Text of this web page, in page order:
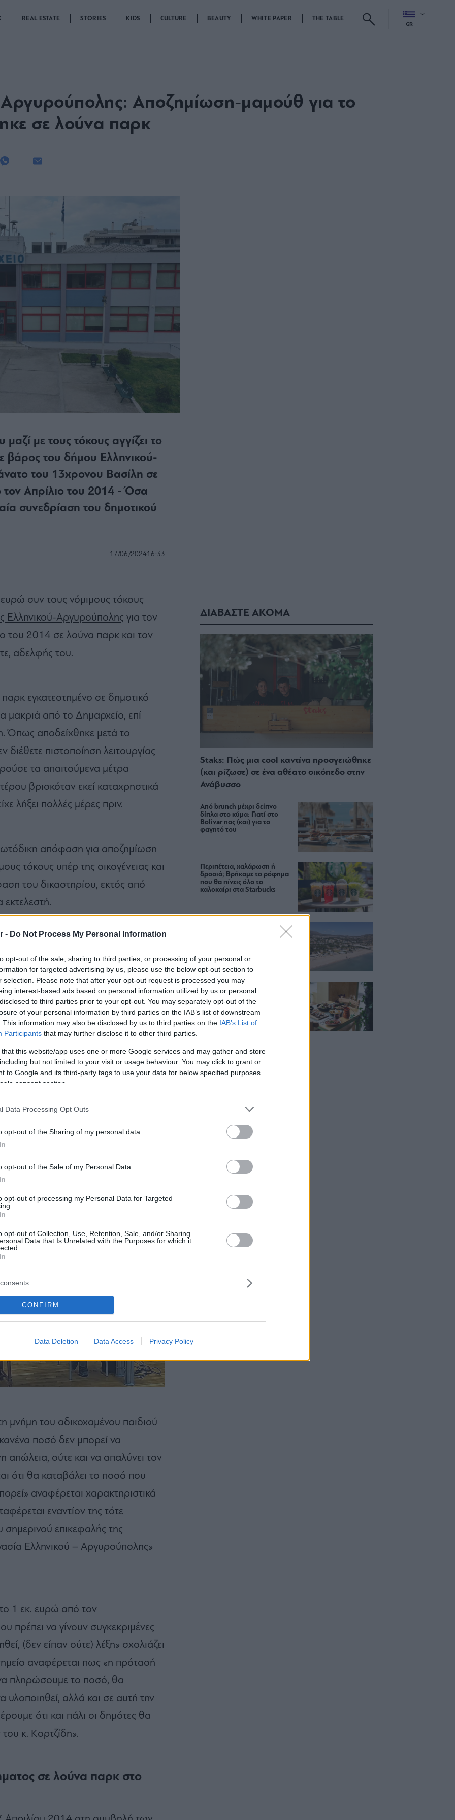
- Do Not Process My Personal Information
opt-out of the sale, sharing to third parties, or processing of your personal or
for targeted advertising by us, please use the below opt-out section to
selection. Please note that after your opt-out request is processed you may
interest-based ads based on personal information utilized by us or personal
to third parties prior to your opt-out. You may separately opt-out of the
of your personal information by third parties on the IAB’s list of downstream
This information may also be disclosed by us to third parties on the IAB’s List of
Participants that may further disclose it to other third parties.
that this website/app uses one or more Google services and may gather and store
but not limited to your visit or usage behaviour. You may click to grant or
to Google and its third-party tags to use your data for below specified purposes
consent section.
Data Processing Opt Outs
opt-out of the Sharing of my personal data.
opt-out of the Sale of my Personal Data.
opt-out of processing my Personal Data for Targeted
opt-out of Collection, Use, Retention, Sale, and/or Sharing
Data that Is Unrelated with the Purposes for which it
CONFIRM
Data Deletion Data Access Privacy Policy
REAL ESTATE STORIES KIDS CULTURE BEAUTY WHITE PAPER THE TABLE
GR
Αποζημίωση-μαμούθ για το
σε λούνα παρκ
με τους τόκους αγγίζει το
βάρος του δήμου Ελληνικού-
του 13χρονου Βασίλη σε
Απρίλιο του 2014 - Όσα
συνεδρίαση του δημοτικού
17/06/202416:33
συν τους νόμιμους τόκους
Ελληνικού-Αργυρούπολης για τον
του 2014 σε λούνα παρκ και τον
αδελφής του.
εγκατεστημένο σε δημοτικό
μακριά από το Δημαρχείο, επί
Όπως αποδείχθηκε μετά το
πιστοποίηση λειτουργίας
τα απαιτούμενα μέτρα
βρισκόταν εκεί καταχρηστικά
λήξει πολλές μέρες πριν.
απόφαση για αποζημίωση
τόκους υπέρ της οικογένειας και
του δικαστηρίου, εκτός από
εκτελεστή.
συνεδρίαση του δημοτικού
την Τετάρτη 12 Ιουνίου,
του δήμου: «Το σοβαρό αυτό
Δημοτικό Συμβούλιο μετά από
μας Αρχή διότι περιμέναμε να
και οι αποφάσεις των
έχουμε τον ρόλο του δικαστή».
μάλιστα πως ήταν μια από τις
Δημοτικού Συμβουλίου
δεσμεύτηκε να καταβάλει το
σκέψη».
του αδικοχαμένου παιδιού
ποσό δεν μπορεί να
απώλεια, ούτε και να απαλύνει τον
ότι θα καταβάλει το ποσό που
αναφέρεται χαρακτηριστικά
εναντίον της τότε
σημερινού επικεφαλής της
Ελληνικού – Αργυρούπολης»
1 εκ. ευρώ από τον
πρέπει να γίνουν συγκεκριμένες
(δεν είπαν ούτε) λέξη» σχολιάζει
αναφέρεται πως «η πρότασή
πληρώσουμε το ποσό, θα
υλοποιηθεί, αλλά και σε αυτή την
ότι και πάλι οι δημότες θα
κ. Κορτζίδη».
σε λούνα παρκ στο
ΔΙΑΒΑΣΤΕ ΑΚΟΜΑ
Staks: Πώς μια cool καντίνα προσγειώθηκε
(και ρίζωσε) σε ένα αθέατο οικόπεδο στην
Ανάβυσσο
Από brunch μέχρι δείπνο
δίπλα στο κύμα: Γιατί στο
Bolivar πας (και) για το
φαγητό του
Περιπέτεια, χαλάρωση ή
δροσιά; Βρήκαμε το ρόφημα
που θα πίνεις όλο το
καλοκαίρι στα Starbucks
Αθηναϊκής Ριβιέρας
Νόστος Μεζέ: Μια σύγχρονη
ταβέρνα στη Νέα Σμύρνη
όπου το κρέας μιλάει πρώτο